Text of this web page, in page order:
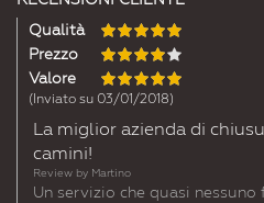
Qualità
Prezzo
Valore
(Inviato su 03/01/2018)
La miglior azienda di
camini!
Review by Martino
Un servizio che quasi nessuno